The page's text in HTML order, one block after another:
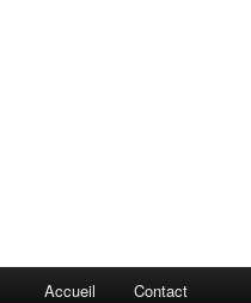
Accueil Contact